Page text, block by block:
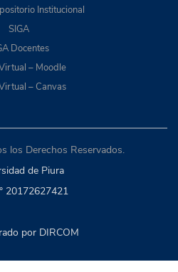
Institucional
SIGA
Docentes
– Moodle
– Canvas
los Derechos Reservados.
de Piura
20172627421
por DIRCOM